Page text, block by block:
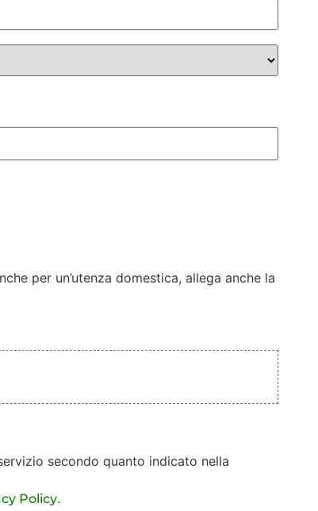
per un’utenza domestica, allega anche la
secondo quanto indicato nella
Policy.